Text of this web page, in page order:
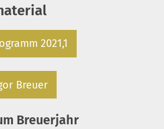
2021,1
Breuer
Breuerjahr